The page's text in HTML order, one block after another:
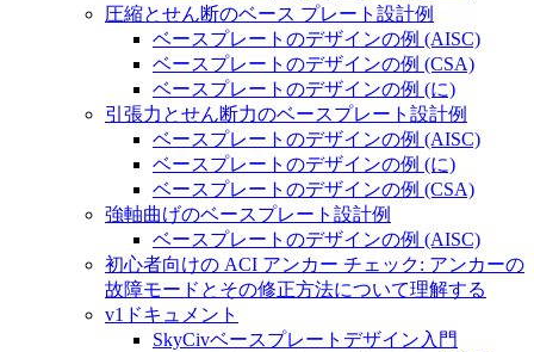
圧縮とせん断のベース プレート設計例
ベースプレートのデザインの例 (AISC)
ベースプレートのデザインの例 (CSA)
ベースプレートのデザインの例 (に)
引張力とせん断力のベースプレート設計例
ベースプレートのデザインの例 (AISC)
ベースプレートのデザインの例 (に)
ベースプレートのデザインの例 (CSA)
強軸曲げのベースプレート設計例
ベースプレートのデザインの例 (AISC)
初心者向けの ACI アンカー チェック: アンカーの
故障モードとその修正方法について理解する
v1ドキュメント
SkyCivベースプレートデザイン入門